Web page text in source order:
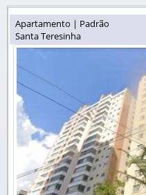
Apartamento | Padrão
Santa Teresinha